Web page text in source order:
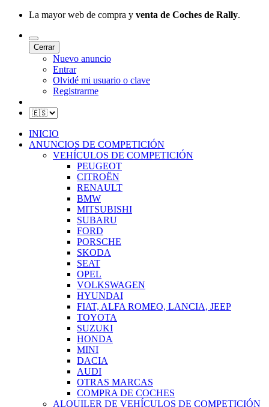
La mayor web de compra y venta de Coches de Rally.
Cerrar
Nuevo anuncio
Entrar
Olvidé mi usuario o clave
Registrarme
INICIO
ANUNCIOS DE COMPETICIÓN
VEHÍCULOS DE COMPETICIÓN
PEUGEOT
CITROËN
RENAULT
BMW
MITSUBISHI
SUBARU
FORD
PORSCHE
SKODA
SEAT
OPEL
VOLKSWAGEN
HYUNDAI
FIAT, ALFA ROMEO, LANCIA, JEEP
TOYOTA
SUZUKI
HONDA
MINI
DACIA
AUDI
OTRAS MARCAS
COMPRA DE COCHES
ALQUILER DE VEHÍCULOS DE COMPETICIÓN